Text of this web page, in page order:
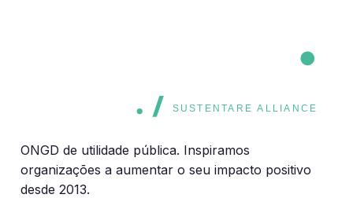
SUSTENTARE ALLIANCE
ONGD de utilidade pública. Inspiramos
organizações a aumentar o seu impacto positivo
desde 2013.